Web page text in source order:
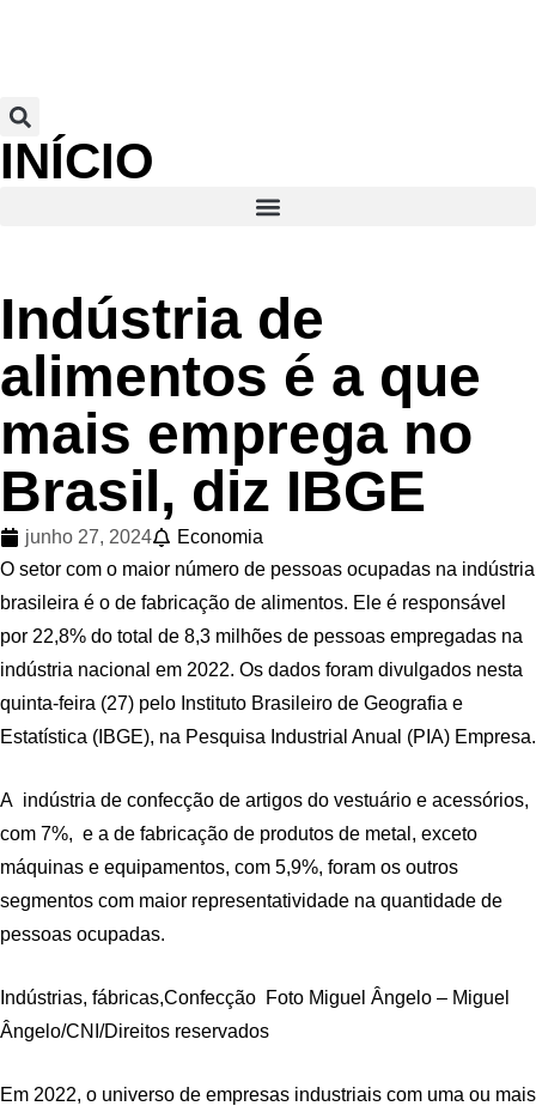
INÍCIO
Indústria de
alimentos é a que
mais emprega no
Brasil, diz IBGE
junho 27, 2024
Economia
O setor com o maior número de pessoas ocupadas na indústria
brasileira é o de fabricação de alimentos. Ele é responsável
por 22,8% do total de 8,3 milhões de pessoas empregadas na
indústria nacional em 2022. Os dados foram divulgados nesta
quinta-feira (27) pelo Instituto Brasileiro de Geografia e
Estatística (IBGE), na Pesquisa Industrial Anual (PIA) Empresa.
A indústria de confecção de artigos do vestuário e acessórios,
com 7%, e a de fabricação de produtos de metal, exceto
máquinas e equipamentos, com 5,9%, foram os outros
segmentos com maior representatividade na quantidade de
pessoas ocupadas.
Indústrias, fábricas,Confecção Foto Miguel Ângelo – Miguel
Ângelo/CNI/Direitos reservados
Em 2022, o universo de empresas industriais com uma ou mais